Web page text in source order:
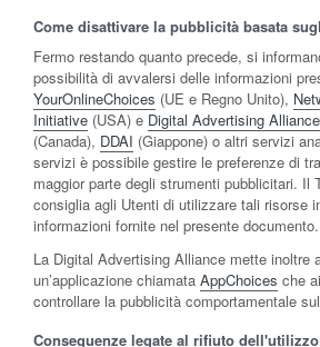
Come disattivare la pubblicità basata
Fermo restando quanto precede, si
possibilità di avvalersi delle informazioni
YourOnlineChoices (UE e Regno Unito),
Initiative (USA) e Digital Advertising Alliance
(Canada), DDAI (Giappone) o altri servizi
servizi è possibile gestire le preferenze di
maggior parte degli strumenti pubblicitari. Il
consiglia agli Utenti di utilizzare tali risorse
informazioni fornite nel presente documento.
La Digital Advertising Alliance mette inoltre
un’applicazione chiamata AppChoices che
controllare la pubblicità comportamentale
Conseguenze legate al rifiuto